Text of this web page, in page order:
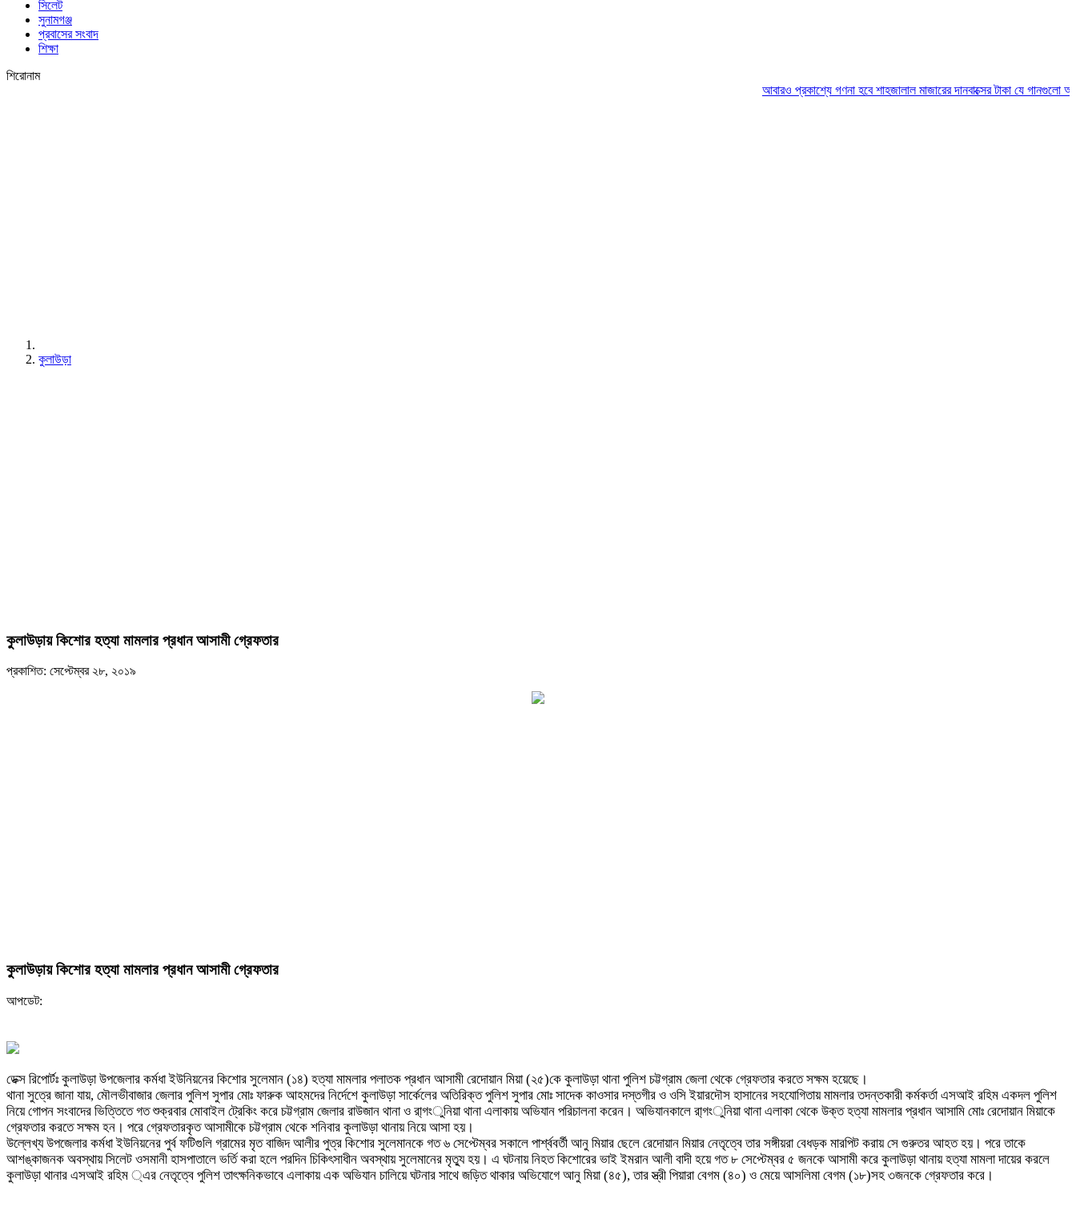
সিলেট
সুনামগঞ্জ
প্রবাসের সংবাদ
শিক্ষা
শিরোনাম
আবারও প্রকাশ্যে গণনা হবে শাহজালাল মাজারের দানবাক্সের টাকাযে গানগুলো আজও
কুলাউড়া
কুলাউড়ায় কিশোর হত্যা মামলার প্রধান আসামী গ্রেফতার
প্রকাশিত: সেপ্টেম্বর ২৮, ২০১৯
কুলাউড়ায় কিশোর হত্যা মামলার প্রধান আসামী গ্রেফতার
আপডেট:
ডেক্স রিপোর্টঃ কুলাউড়া উপজেলার কর্মধা ইউনিয়নের কিশোর সুলেমান (১৪) হত্যা মামলার পলাতক প্রধান আসামী রেদোয়ান মিয়া (২৫)কে কুলাউড়া থানা পুলিশ চট্টগ্রাম জেলা থেকে গ্রেফতার করতে সক্ষম হয়েছে।
থানা সুত্রে জানা যায়, মৌলভীবাজার জেলার পুলিশ সুপার মোঃ ফারুক আহমদের নির্দেশে কুলাউড়া সার্কেলের অতিরিক্ত পুলিশ সুপার মোঃ সাদেক কাওসার দস্তগীর ও ওসি ইয়ারদৌস হাসানের সহযোগিতায় মামলার তদন্তকারী কর্মকর্তা এসআই রহিম একদল পুলিশ
নিয়ে গোপন সংবাদের ভিত্তিতে গত শুক্রবার মোবাইল ট্রেকিং করে চট্টগ্রাম জেলার রাউজান থানা ও রা্গংুনিয়া থানা এলাকায় অভিযান পরিচালনা করেন। অভিযানকালে রা্গংুনিয়া থানা এলাকা থেকে উক্ত হত্যা মামলার প্রধান আসামি মোঃ রেদোয়ান মিয়াকে
গ্রেফতার করতে সক্ষম হন। পরে গ্রেফতারকৃত আসামীকে চট্টগ্রাম থেকে শনিবার কুলাউড়া থানায় নিয়ে আসা হয়।
উল্লেখ্য উপজেলার কর্মধা ইউনিয়নের পুর্ব ফটিগুলি গ্রামের মৃত বাজিদ আলীর পুত্র কিশোর সুলেমানকে গত ৬ সেপ্টেম্বর সকালে পার্শ্ববর্তী আনু মিয়ার ছেলে রেদোয়ান মিয়ার নেতৃত্বে তার সঙ্গীয়রা বেধড়ক মারপিট করায় সে গুরুতর আহত হয়। পরে তাকে
আশঙ্কাজনক অবস্থায় সিলেট ওসমানী হাসপাতালে ভর্তি করা হলে পরদিন চিকিৎসাধীন অবস্থায় সুলেমানের মৃত্যু হয়। এ ঘটনায় নিহত কিশোরের ভাই ইমরান আলী বাদী হয়ে গত ৮ সেপ্টেম্বর ৫ জনকে আসামী করে কুলাউড়া থানায় হত্যা মামলা দায়ের করলে
কুলাউড়া থানার এসআই রহিম ্এর নেতৃত্বে পুলিশ তাৎক্ষনিকভাবে এলাকায় এক অভিযান চালিয়ে ঘটনার সাথে জড়িত থাকার অভিযোগে আনু মিয়া (৪৫), তার স্ত্রী পিয়ারা বেগম (৪০) ও মেয়ে আসলিমা বেগম (১৮)সহ ৩জনকে গ্রেফতার করে।